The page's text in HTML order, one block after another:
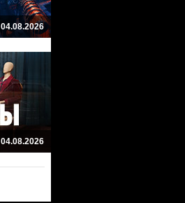
04.08.2026
04.08.2026